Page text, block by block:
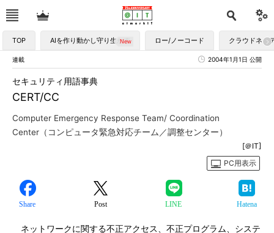
TOP AIを作り動かし守り生かす ロー/ノーコード クラウドネイ
連載 2004年1月1日 公開
CERT/CC
セキュリティ用語事典
Computer Emergency Response Team/ Coordination
Center（コンピュータ緊急対応チーム／調整センター）
[＠IT]
PC用表示
Share Post LINE Hatena
ネットワークに関する不正アクセス、不正プログラム、システ